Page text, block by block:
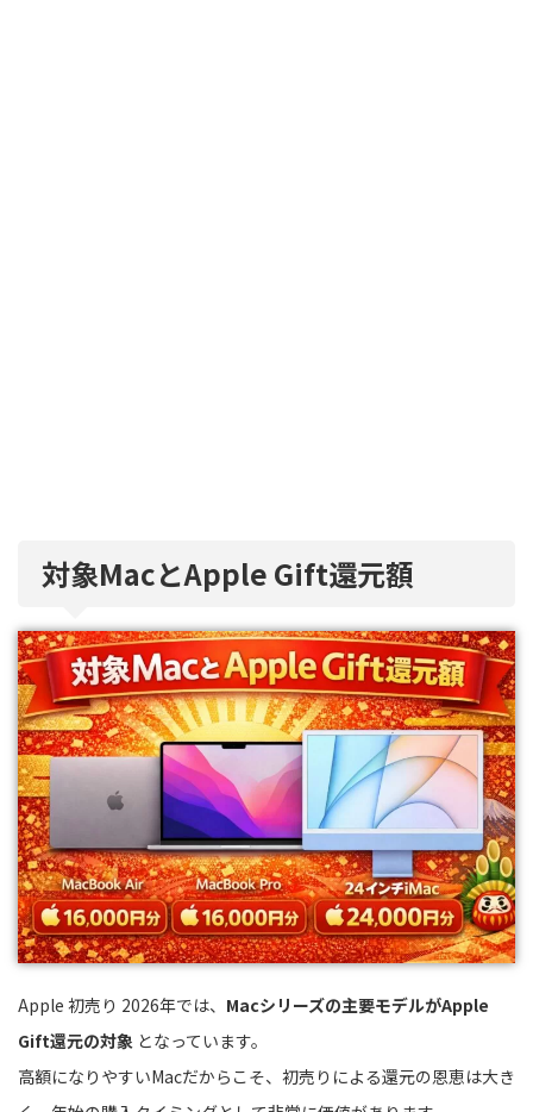
対象MacとApple Gift還元額
Apple 初売り 2026年では、 Macシリーズの主要モデルがApple
Gift還元の対象 となっています。
高額になりやすいMacだからこそ、初売りによる還元の恩恵は大き